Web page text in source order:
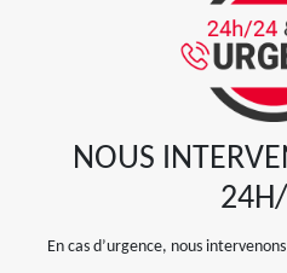
NOUS
En cas d’urgence, nous